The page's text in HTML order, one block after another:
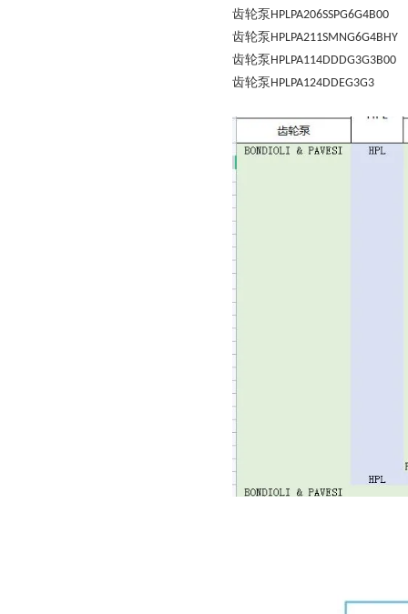
齿轮泵 HPLPA206SSPG6G4B00
齿轮泵 HPLPA211SMNG6G4BHY
齿轮泵 HPLPA114DDDG3G3B00
齿轮泵 HPLPA124DDEG3G3